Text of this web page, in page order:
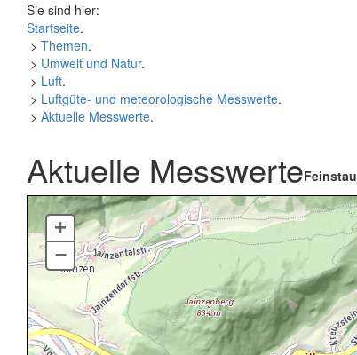
Sie sind hier:
Startseite.
> Themen.
> Umwelt und Natur.
> Luft.
> Luftgüte- und meteorologische Messwerte.
> Aktuelle Messwerte.
Aktuelle Messwerte
+
–